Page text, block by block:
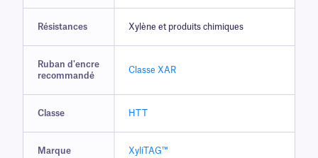
Résistances Xylène et produits chimiques
Ruban d'encre
recommandé
Classe XAR
Classe HTT
Marque XyliTAG™